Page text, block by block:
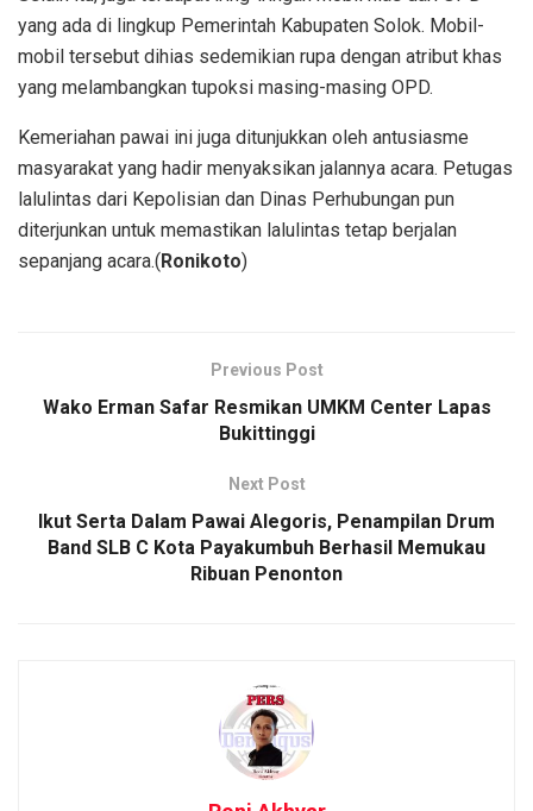
yang ada di lingkup Pemerintah Kabupaten Solok. Mobil-
mobil tersebut dihias sedemikian rupa dengan atribut khas
yang melambangkan tupoksi masing-masing OPD.
Kemeriahan pawai ini juga ditunjukkan oleh antusiasme
masyarakat yang hadir menyaksikan jalannya acara. Petugas
lalulintas dari Kepolisian dan Dinas Perhubungan pun
diterjunkan untuk memastikan lalulintas tetap berjalan
sepanjang acara.( Ronikoto)
Previous Post
Wako Erman Safar Resmikan UMKM Center Lapas
Bukittinggi
Next Post
Ikut Serta Dalam Pawai Alegoris, Penampilan Drum
Band SLB C Kota Payakumbuh Berhasil Memukau
Ribuan Penonton